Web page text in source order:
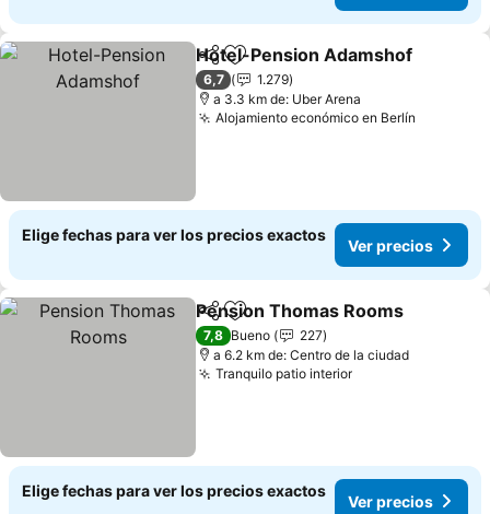
CompartirAgregar a favoritos
Hotel-Pension Adamshof
6,7
1.279
a 3.3 km de: Uber Arena
Alojamiento económico en Berlín
Elige fechas para ver los precios exactos
Ver precios
CompartirAgregar a favoritos
Pension Thomas Rooms
7,8 Bueno
227
a 6.2 km de: Centro de la ciudad
Tranquilo patio interiorVer precios
Elige fechas para ver los precios exactos
Ver precios